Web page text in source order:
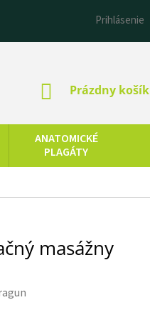
Prihlásenie
NÁKUPNÝ
Prázdny košík
ANATOMICKÉ
PLAGÁTY
OLEJE
masážny